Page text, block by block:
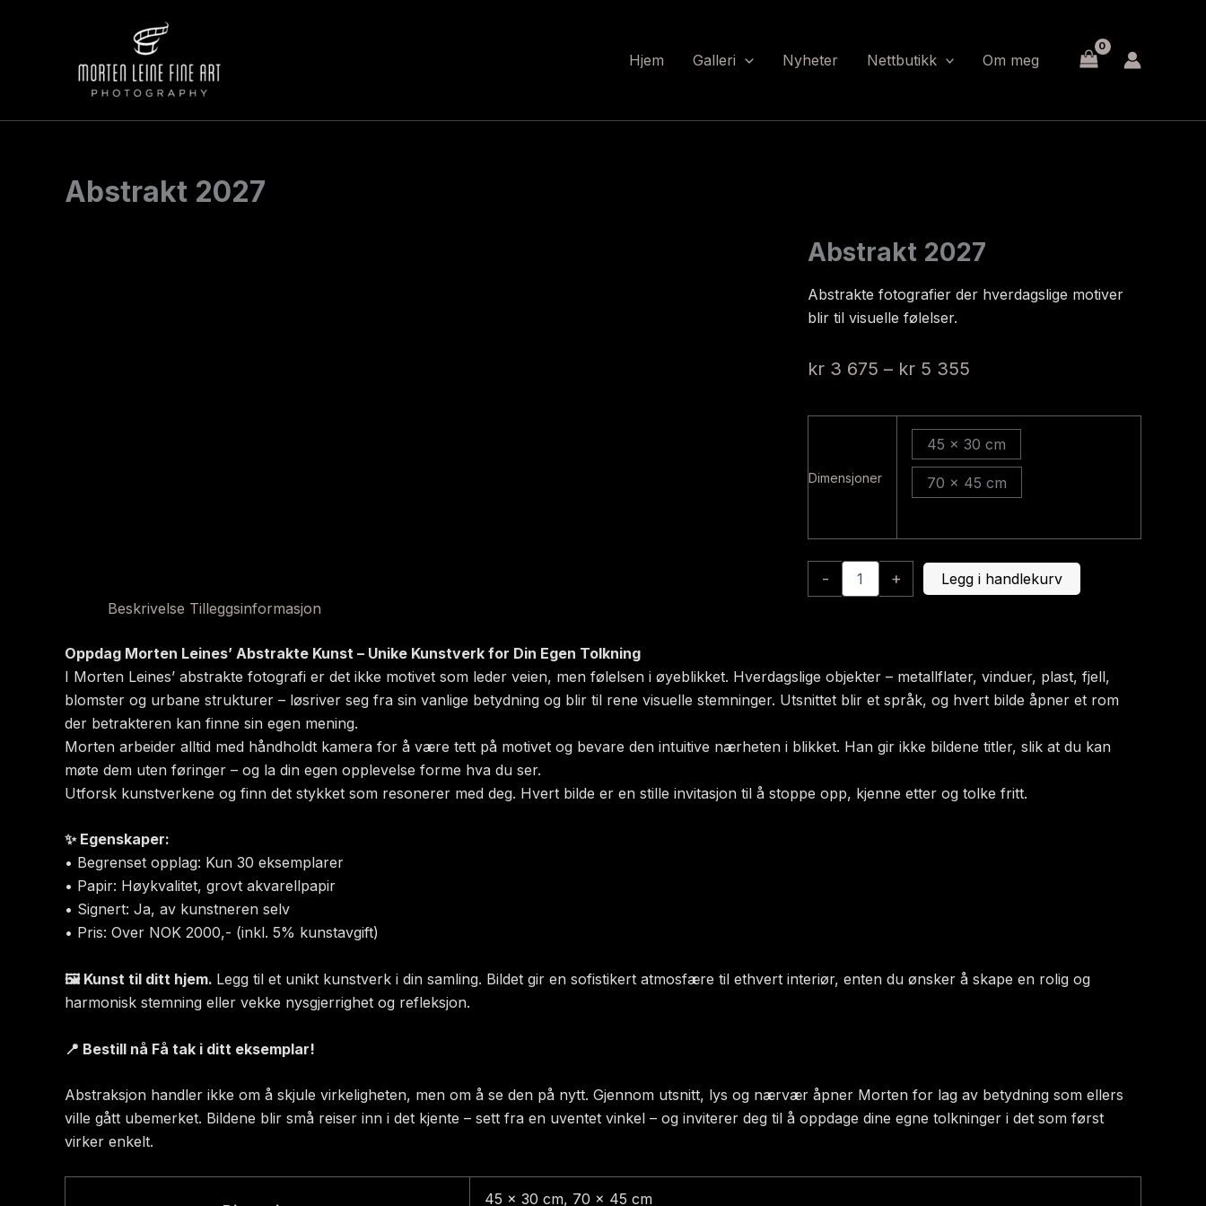
Hjem Galleri Nyheter Nettbutikk Om meg
Abstrakt 2027
Abstrakt 2027
Abstrakte fotografier der hverdagslige motiver
blir til visuelle følelser.
kr 3 675 – kr 5 355
675
til
kr 5
Dimensjoner
45 x 30 cm
70 x 45 cm
-
Abstrakt
+
Legg i handlekurv
Beskrivelse Tilleggsinformasjon
Oppdag Morten Leines’ Abstrakte Kunst – Unike Kunstverk for Din Egen Tolkning
I Morten Leines’ abstrakte fotografi er det ikke motivet som leder veien, men følelsen i øyeblikket. Hverdagslige objekter – metallflater, vinduer, plast, fjell,
blomster og urbane strukturer – løsriver seg fra sin vanlige betydning og blir til rene visuelle stemninger. Utsnittet blir et språk, og hvert bilde åpner et rom
der betrakteren kan finne sin egen mening.
Morten arbeider alltid med håndholdt kamera for å være tett på motivet og bevare den intuitive nærheten i blikket. Han gir ikke bildene titler, slik at du kan
møte dem uten føringer – og la din egen opplevelse forme hva du ser.
Utforsk kunstverkene og finn det stykket som resonerer med deg. Hvert bilde er en stille invitasjon til å stoppe opp, kjenne etter og tolke fritt.
✨ Egenskaper:
• Begrenset opplag: Kun 30 eksemplarer
• Papir: Høykvalitet, grovt akvarellpapir
• Signert: Ja, av kunstneren selv
• Pris: Over NOK 2000,- (inkl. 5% kunstavgift)
🖼 Kunst til ditt hjem. Legg til et unikt kunstverk i din samling. Bildet gir en sofistikert atmosfære til ethvert interiør, enten du ønsker å skape en rolig og
harmonisk stemning eller vekke nysgjerrighet og refleksjon.
📍 Bestill nå Få tak i ditt eksemplar!
Abstraksjon handler ikke om å skjule virkeligheten, men om å se den på nytt. Gjennom utsnitt, lys og nærvær åpner Morten for lag av betydning som ellers
ville gått ubemerket. Bildene blir små reiser inn i det kjente – sett fra en uventet vinkel – og inviterer deg til å oppdage dine egne tolkninger i det som først
virker enkelt.
45 x 30 cm, 70 x 45 cm